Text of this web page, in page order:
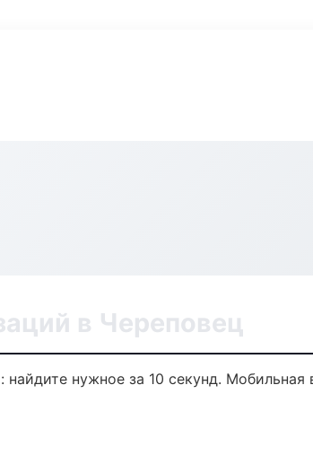
в Череповец
нужное за 10 секунд.